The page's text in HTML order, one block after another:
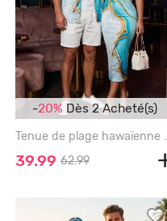
-20% Dès 2 Acheté(s)
Tenue de plage
39.99 62.99